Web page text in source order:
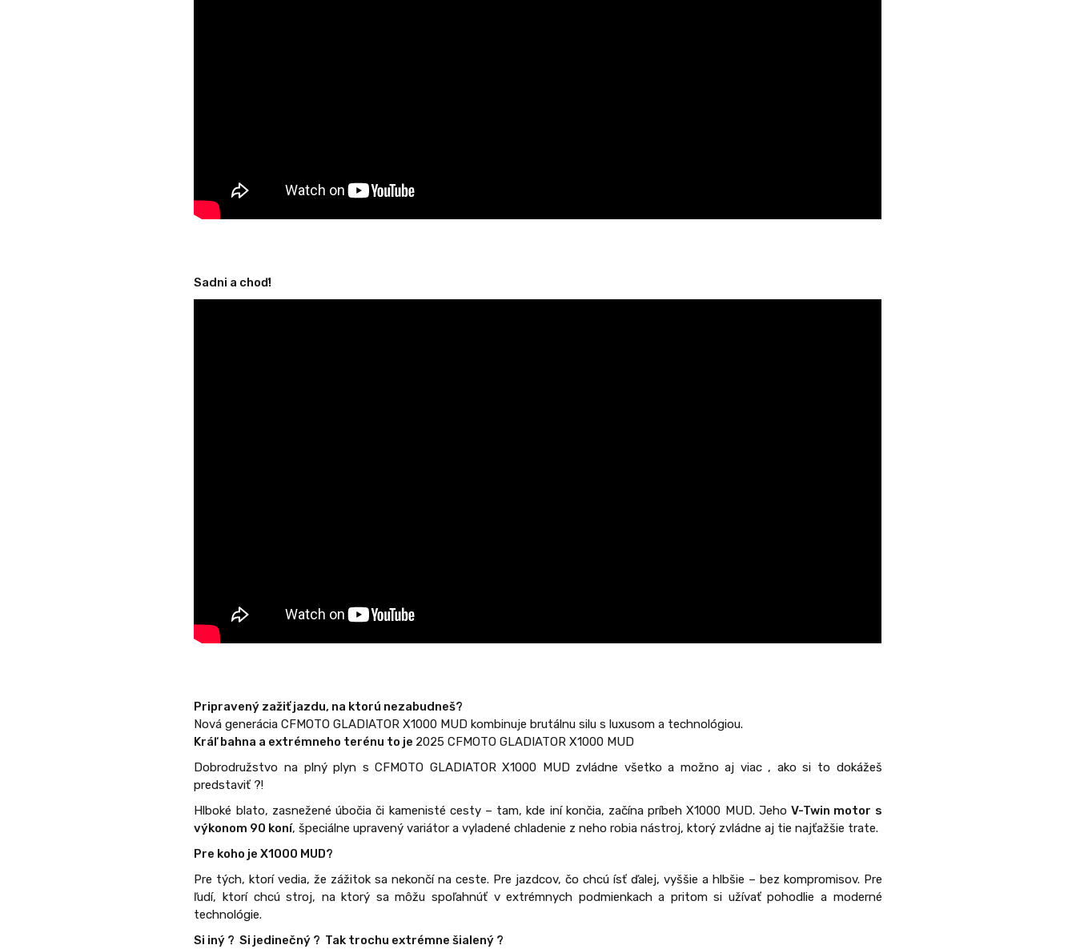
Sadni a choď!
Pripravený zažiť jazdu, na ktorú nezabudneš?
Nová generácia CFMOTO GLADIATOR X1000 MUD kombinuje brutálnu silu s luxusom a technológiou.
Kráľ bahna a extrémneho terénu to je 2025 CFMOTO GLADIATOR X1000 MUD
Dobrodružstvo na plný plyn s CFMOTO GLADIATOR X1000 MUD zvládne všetko a možno aj viac , ako si to dokážeš
predstaviť ?!
Hlboké blato, zasnežené úbočia či kamenisté cesty – tam, kde iní končia, začína príbeh X1000 MUD. JehoV-Twin motor s
výkonom 90 koní, špeciálne upravený variátor a vyladené chladenie z neho robia nástroj, ktorý zvládne aj tie najťažšie trate.
Pre koho je X1000 MUD?
Pre tých, ktorí vedia, že zážitok sa nekončí na ceste. Pre jazdcov, čo chcú ísť ďalej, vyššie a hlbšie – bez kompromisov. Pre
ľudí, ktorí chcú stroj, na ktorý sa môžu spoľahnúť v extrémnych podmienkach a pritom si užívať pohodlie a moderné
technológie.
Si iný ? Si jedinečný ? Tak trochu extrémne šialený ?